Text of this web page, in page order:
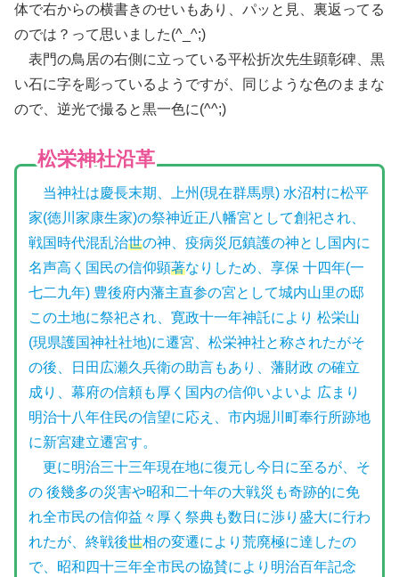
体で右からの横書きのせいもあり、パッと見、裏返ってる
のでは？って思いました(^_^;)
表門の鳥居の右側に立っている平松折次先生顕彰碑、黒
い石に字を彫っているようですが、同じような色のままな
ので、逆光で撮ると黒一色に(^^;)
松栄神社沿革
当神社は慶長末期、上州(現在群馬県) 水沼村に松平
家(徳川家康生家)の祭神近正八幡宮として創祀され、
戦国時代混乱治世の神、疫病災厄鎮護の神とし国内に
名声高く国民の信仰顕著なりしため、享保 十四年(一
七二九年) 豊後府内藩主直参の宮として城内山里の邸
この土地に祭祀され、寛政十一年神託により 松栄山
(現県護国神社社地)に遷宮、松栄神社と称されたがそ
の後、日田広瀬久兵衛の助言もあり、藩財政 の確立
成り、幕府の信頼も厚く国内の信仰いよいよ 広まり
明治十八年住民の信望に応え、市内堀川町奉行所跡地
に新宮建立遷宮す。
更に明治三十三年現在地に復元し今日に至るが、そ
の 後幾多の災害や昭和二十年の大戦災も奇跡的に免
れ全市民の信仰益々厚く祭典も数日に渉り盛大に行わ
れたが、終戦後世相の変遷により荒廃極に達したの
で、昭和四十三年全市民の協賛により明治百年記念